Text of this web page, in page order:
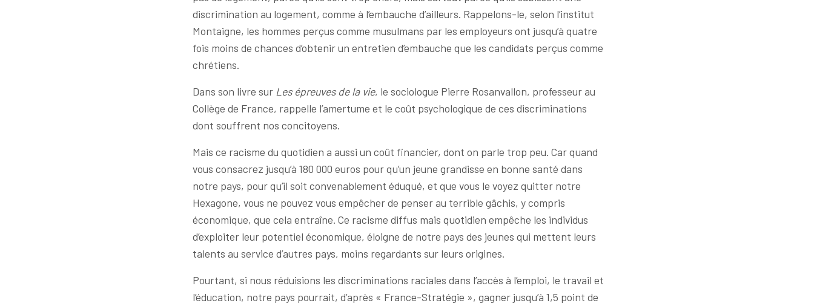
discrimination au logement, comme à l’embauche d’ailleurs. Rappelons-le, selon l’institut
Montaigne, les hommes perçus comme musulmans par les employeurs ont jusqu’à quatre
fois moins de chances d’obtenir un entretien d’embauche que les candidats perçus comme
chrétiens.
Dans son livre sur Les épreuves de la vie, le sociologue Pierre Rosanvallon, professeur au
Collège de France, rappelle l’amertume et le coût psychologique de ces discriminations
dont souffrent nos concitoyens.
Mais ce racisme du quotidien a aussi un coût financier, dont on parle trop peu. Car quand
vous consacrez jusqu’à 180 000 euros pour qu’un jeune grandisse en bonne santé dans
notre pays, pour qu’il soit convenablement éduqué, et que vous le voyez quitter notre
Hexagone, vous ne pouvez vous empêcher de penser au terrible gâchis, y compris
économique, que cela entraîne. Ce racisme diffus mais quotidien empêche les individus
d’exploiter leur potentiel économique, éloigne de notre pays des jeunes qui mettent leurs
talents au service d’autres pays, moins regardants sur leurs origines.
Pourtant, si nous réduisions les discriminations raciales dans l’accès à l’emploi, le travail et
l’éducation, notre pays pourrait, d’après « France-Stratégie », gagner jusqu’à 1,5 point de